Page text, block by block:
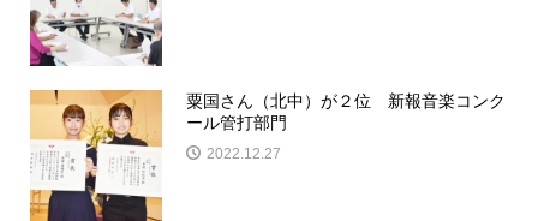
粟国さん（北中）が２位 新報音楽コンク
ール管打部門
2022.12.27